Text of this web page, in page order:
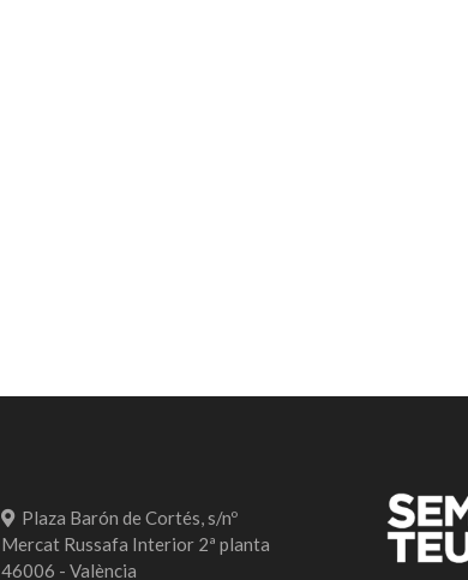
Plaza Barón de Cortés, s/nº
Mercat Russafa Interior 2ª planta
46006 - València